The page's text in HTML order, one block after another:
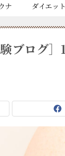
ナ ダイエッ
ブログ